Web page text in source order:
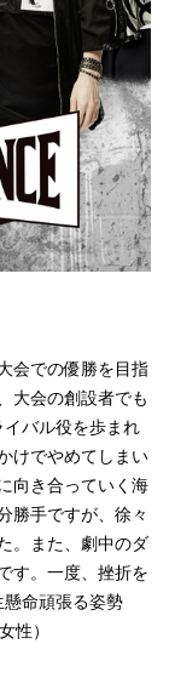
会での優勝を目指
大会の創設者でも
バル役を歩まれ
けでやめてしまい
向き合っていく海
勝手ですが、徐々
。また、劇中のダ
す。一度、挫折を
命頑張る姿勢
性）